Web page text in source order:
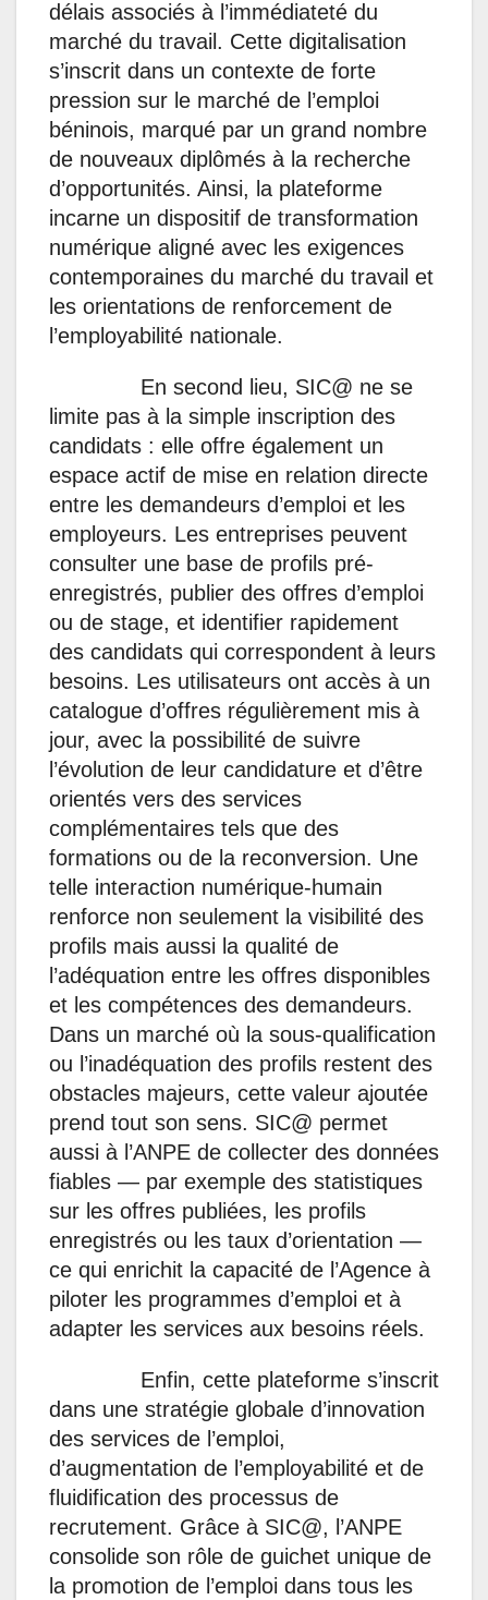
délais associés à l’immédiateté du
marché du travail. Cette digitalisation
s’inscrit dans un contexte de forte
pression sur le marché de l’emploi
béninois, marqué par un grand nombre
de nouveaux diplômés à la recherche
d’opportunités. Ainsi, la plateforme
incarne un dispositif de transformation
numérique aligné avec les exigences
contemporaines du marché du travail et
les orientations de renforcement de
l’employabilité nationale.
En second lieu, SIC@ ne se
limite pas à la simple inscription des
candidats : elle offre également un
espace actif de mise en relation directe
entre les demandeurs d’emploi et les
employeurs. Les entreprises peuvent
consulter une base de profils pré-
enregistrés, publier des offres d’emploi
ou de stage, et identifier rapidement
des candidats qui correspondent à leurs
besoins. Les utilisateurs ont accès à un
catalogue d’offres régulièrement mis à
jour, avec la possibilité de suivre
l’évolution de leur candidature et d’être
orientés vers des services
complémentaires tels que des
formations ou de la reconversion. Une
telle interaction numérique-humain
renforce non seulement la visibilité des
profils mais aussi la qualité de
l’adéquation entre les offres disponibles
et les compétences des demandeurs.
Dans un marché où la sous-qualification
ou l’inadéquation des profils restent des
obstacles majeurs, cette valeur ajoutée
prend tout son sens. SIC@ permet
aussi à l’ANPE de collecter des données
fiables — par exemple des statistiques
sur les offres publiées, les profils
enregistrés ou les taux d’orientation —
ce qui enrichit la capacité de l’Agence à
piloter les programmes d’emploi et à
adapter les services aux besoins réels.
Enfin, cette plateforme s’inscrit
dans une stratégie globale d’innovation
des services de l’emploi,
d’augmentation de l’employabilité et de
fluidification des processus de
recrutement. Grâce à SIC@, l’ANPE
consolide son rôle de guichet unique de
la promotion de l’emploi dans tous les